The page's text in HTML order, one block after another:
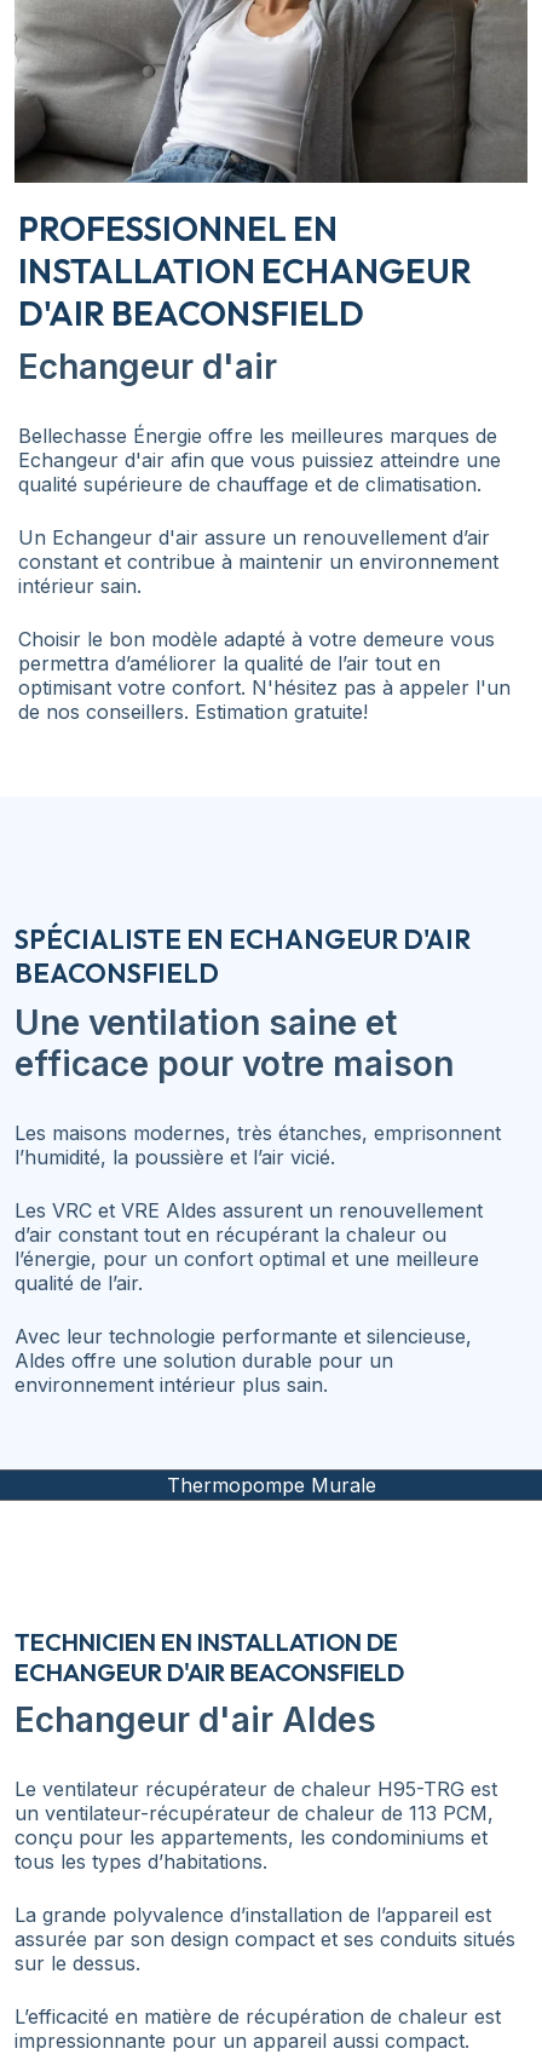
PROFESSIONNEL EN
INSTALLATION ECHANGEUR
D'AIR BEACONSFIELD
Echangeur d'air
Bellechasse Énergie offre les meilleures marques de
Echangeur d'air afin que vous puissiez atteindre une
qualité supérieure de chauffage et de climatisation.
Un Echangeur d'air assure un renouvellement d’air
constant et contribue à maintenir un environnement
intérieur sain.
Choisir le bon modèle adapté à votre demeure vous
permettra d’améliorer la qualité de l’air tout en
optimisant votre confort. N'hésitez pas à appeler l'un
de nos conseillers. Estimation gratuite!
SPÉCIALISTE EN ECHANGEUR D'AIR
BEACONSFIELD
Une ventilation saine et
efficace pour votre maison
Les maisons modernes, très étanches, emprisonnent
l’humidité, la poussière et l’air vicié.
Les VRC et VRE Aldes assurent un renouvellement
d’air constant tout en récupérant la chaleur ou
l’énergie, pour un confort optimal et une meilleure
qualité de l’air.
Avec leur technologie performante et silencieuse,
Aldes offre une solution durable pour un
environnement intérieur plus sain.
Air climatisé centrale
TECHNICIEN EN INSTALLATION DE
ECHANGEUR D'AIR BEACONSFIELD
Echangeur d'air Aldes
Le ventilateur récupérateur de chaleur H95-TRG est
un ventilateur-récupérateur de chaleur de 113 PCM,
conçu pour les appartements, les condominiums et
tous les types d’habitations.
La grande polyvalence d’installation de l’appareil est
assurée par son design compact et ses conduits situés
sur le dessus.
L’efficacité en matière de récupération de chaleur est
impressionnante pour un appareil aussi compact.